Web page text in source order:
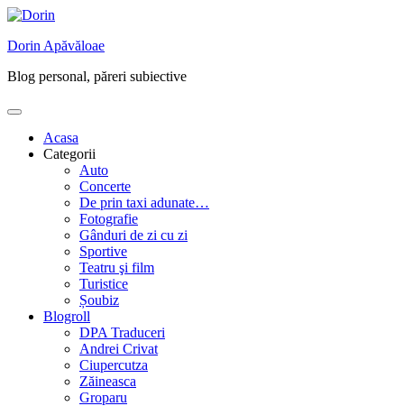
Skip
content
Dorin Apăvăloae
Blog personal, păreri subiective
Acasa
Categorii
Auto
Concerte
De prin taxi adunate…
Fotografie
Gânduri de zi cu zi
Sportive
Teatru şi film
Turistice
Șoubiz
Blogroll
DPA Traduceri
Andrei Crivat
Ciupercutza
Zăineasca
Groparu